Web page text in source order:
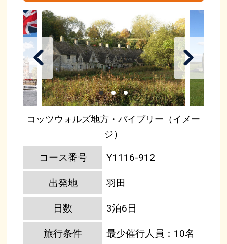
コッツウォルズ地方・バイブリー（イメー
ジ）
コース番号 Y1116-912
出発地 羽田
日数 3泊6日
旅行条件
最少催行人員：10名